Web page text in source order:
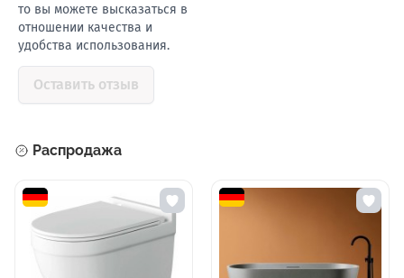
то вы можете высказаться в
отношении качества и
удобства использования.
Оставить отзыв
Распродажа